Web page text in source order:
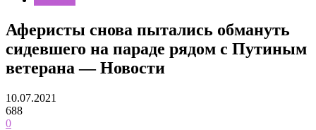
Аферисты снова пытались обмануть
сидевшего на параде рядом с Путиным
ветерана — Новости
10.07.2021
688
0